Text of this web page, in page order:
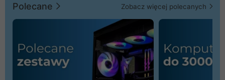
Polecane Zobacz więcej polecanych